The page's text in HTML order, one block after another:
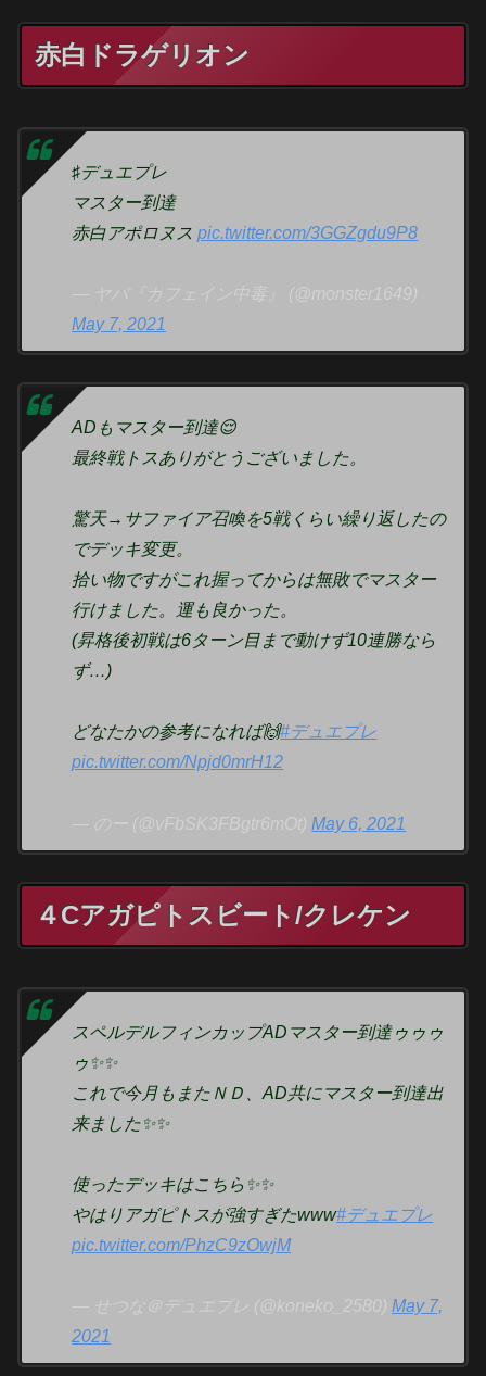
赤白ドラゲリオン
♯デュエプレ
マスター到達
赤白アポロヌスpic.twitter.com/3GGZgdu9P8
— ヤバ『カフェイン中毒』 (@monster1649)
May 7, 2021
ADもマスター到達😌
最終戦トスありがとうございました。
驚天→サファイア召喚を5戦くらい繰り返したの
でデッキ変更。
拾い物ですがこれ握ってからは無敗でマスター
行けました。運も良かった。
(昇格後初戦は6ターン目まで動けず10連勝なら
ず…)
どなたかの参考になれば🙌#デュエプレ
pic.twitter.com/Npjd0mrH12
— のー (@vFbSK3FBgtr6mOt)May 6, 2021
４Cアガピトスビート/クレケン
スペルデルフィンカップADマスター到達ゥゥゥ
ゥ✨✨
これで今月もまたＮＤ、AD共にマスター到達出
来ました✨✨
使ったデッキはこちら✨✨
やはりアガピトスが強すぎたwww#デュエプレ
pic.twitter.com/PhzC9zOwjM
— せつな＠デュエプレ (@koneko_2580)May 7,
2021